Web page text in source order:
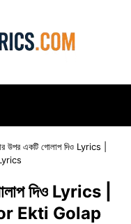
উপর একটি গোলাপ দিও Lyrics |
দিও Lyrics |
Ekti Golap